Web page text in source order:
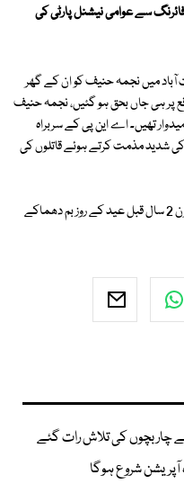
فائرنگ سے عوامی نیشنل پارٹی کی
آباد میں نجمہ حنیف کو ان کے گھر
پر ہی جاں بحق ہو گئیں، نجمہ حنیف
تھیں۔ اے این پی کے سربراہ
شدید مذمت کرتے ہوئے قاتلوں کی
واضح رہے کہ نجمہ حنیف کے شوہر حنیف جدون 2 سال قبل عید کے روز بم دھماکے
چار بچوں کی تلاش رات گئے
شروع ہوگا